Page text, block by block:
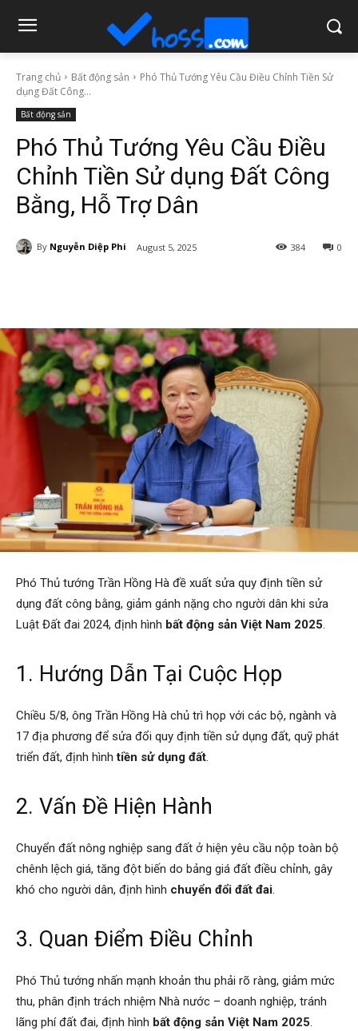
Trang chủ Bất động sản
Phó Thủ Tướng Yêu Cầu Điều Chỉnh Tiền Sử
dụng Đất Công...
Bất động sản
Phó Thủ Tướng Yêu Cầu Điều
Chỉnh Tiền Sử dụng Đất Công
Bằng, Hỗ Trợ Dân
By Nguyễn Diệp Phi August 5, 2025 0
384
Phó Thủ tướng Trần Hồng Hà đề xuất sửa quy định tiền sử
dụng đất công bằng, giảm gánh nặng cho người dân khi sửa
Luật Đất đai 2024, định hình bất động sản Việt Nam 2025
1. Hướng Dẫn Tại Cuộc Họp
Chiều 5/8, ông Trần Hồng Hà chủ trì họp với các bộ, ngành và
17 địa phương để sửa đổi quy định tiền sử dụng đất, quỹ phát
triển đất, định hìnhtiền sử dụng đất
2. Vấn Đề Hiện Hành
Chuyển đất nông nghiệp sang đất ở hiện yêu cầu nộp toàn bộ
chênh lệch giá, tăng đột biến do bảng giá đất điều chỉnh, gây
khó cho người dân, định hình chuyển đổi đất đai
3. Quan Điểm Điều Chỉnh
Phó Thủ tướng nhấn mạnh khoản thu phải rõ ràng, giảm mức
thu, phân định trách nhiệm Nhà nước – doanh nghiệp, tránh
lãng phí đất đai, định hình bất động sản Việt Nam 2025